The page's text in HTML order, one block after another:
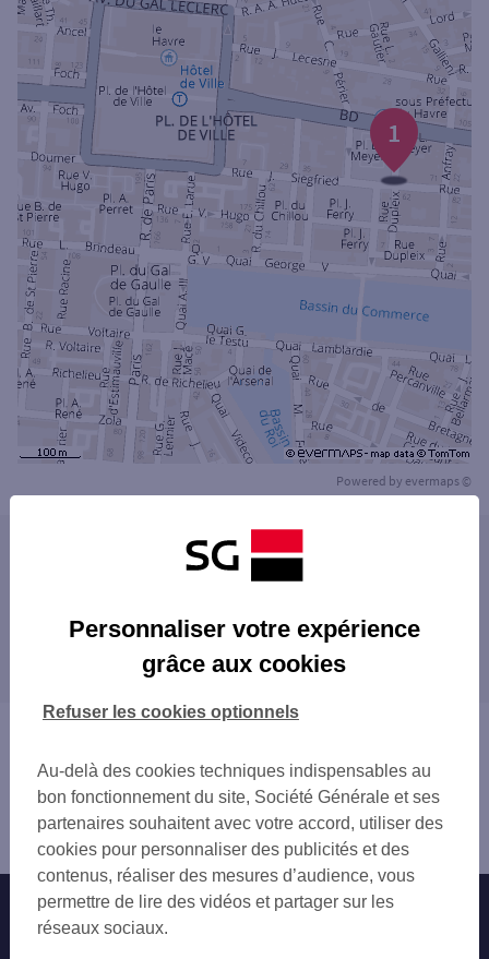
Ouverte le lundi
Coffre-fort
Autour de moi
ou
Ville / Code postal
Rue
Rechercher
1
Powered by evermaps ©
Les agences SG ENTREPRISE dans les villes à
Les agences SG ENTREPRISE dans les
départements limitrophes
27 EURE
80 SOMME
Seine-Maritime
Nos engagements Nous contacter
Personnaliser votre expérience
grâce aux cookies
Au-delà des cookies techniques indispensables au
bon fonctionnement du site, Société Générale et ses
partenaires souhaitent avec votre accord, utiliser des
cookies pour personnaliser des publicités et des
contenus, réaliser des mesures d’audience, vous
permettre de lire des vidéos et partager sur les
réseaux sociaux.
Refuser les cookies optionnels